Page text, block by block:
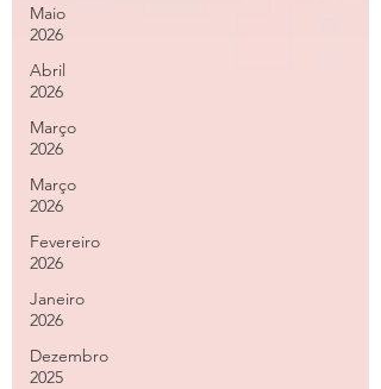
Maio
2026
Abril
2026
Março
2026
Março
2026
Fevereiro
2026
Janeiro
2026
Dezembro
2025